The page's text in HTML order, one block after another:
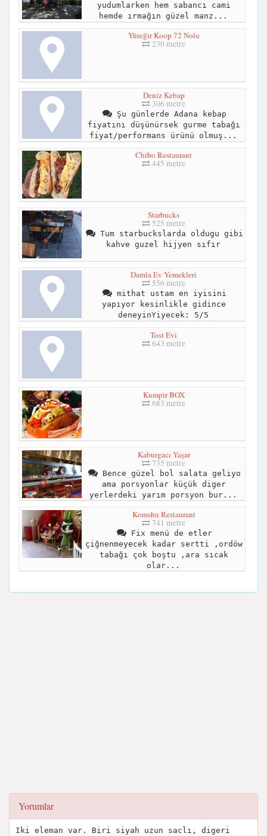
yudumlarken hem sabancı cami
hemde ırmağın güzel manz...
Yüreğir Koop 72 Nolu
230 metre
Deniz Kebap
306 metre
Şu günlerde Adana kebap
fiyatını düşünürsek gurme tabağı
fiyat/performans ürünü olmuş...
Chibo Restaurant
445 metre
Starbucks
525 metre
Tum starbuckslarda oldugu gibi
kahve guzel hijyen sıfır
Damla Ev Yemekleri
556 metre
mithat ustam en iyisini
yapıyor kesinlikle gidince
deneyinYiyecek: 5/5
Tost Evi
643 metre
Kumpir BOX
683 metre
Kaburgacı Yaşar
735 metre
Bence güzel bol salata geliyo
ama porsyonlar küçük diger
yerlerdeki yarım porsyon bur...
Komshu Restaurant
741 metre
Fix menü de etler
çiğnenmeyecek kadar sertti ,ordöw
tabağı çok boştu ,ara sıcak
olar...
Yorumlar
Iki eleman var. Biri siyah uzun saclı, digeri